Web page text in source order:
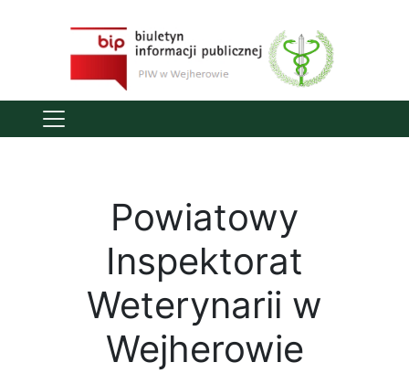
Powiatowy
Inspektorat
Weterynarii w
Wejherowie